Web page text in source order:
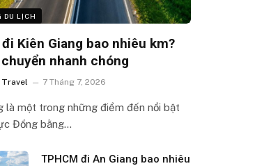
DU LỊCH
Kiên Giang bao nhiêu km?
nhanh chóng
Travel 7 Tháng 7, 2026
là một trong những điểm đến nổi bật
Đồng bằng…
TPHCM đi An Giang bao nhiêu